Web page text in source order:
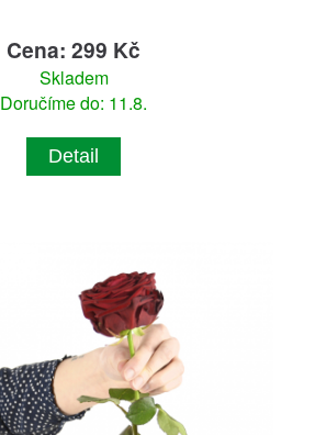
Cena: 299 Kč
Skladem
Doručíme do: 11.8.
Detail